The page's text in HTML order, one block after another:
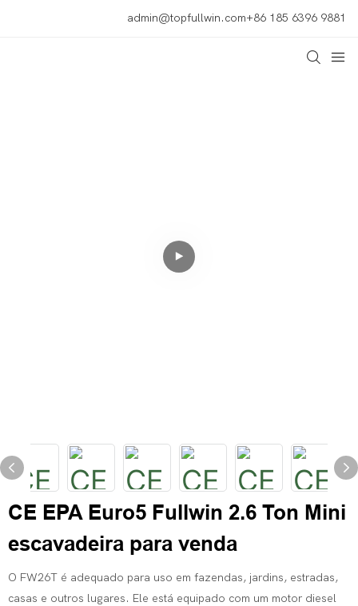
admin@topfullwin.com+86 185 6396 9881
CE EPA Euro5 Fullwin 2.6 Ton Mini
escavadeira para venda
O FW26T é adequado para uso em fazendas, jardins, estradas,
casas e outros lugares. Ele está equipado com um motor diesel